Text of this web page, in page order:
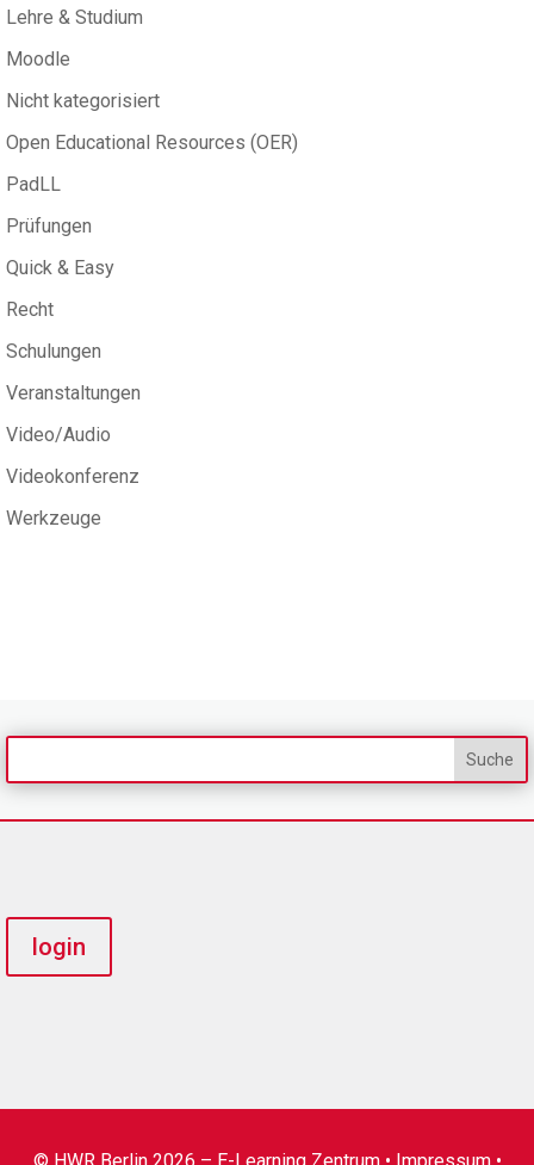
Lehre & Studium
Moodle
Nicht kategorisiert
Open Educational Resources (OER)
PadLL
Prüfungen
Quick & Easy
Recht
Schulungen
Veranstaltungen
Video/Audio
Videokonferenz
Werkzeuge
login